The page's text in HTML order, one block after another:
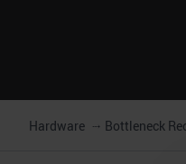
Hardware Bottleneck